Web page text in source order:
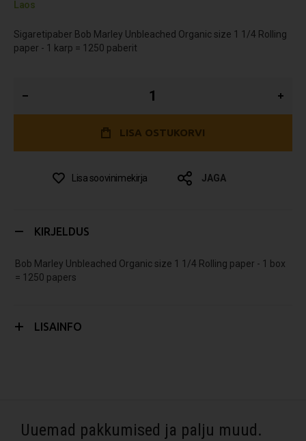
Laos
Sigaretipaber Bob Marley Unbleached Organic size 1 1/4 Rolling
paper - 1 karp = 1250 paberit
LISA OSTUKORVI
Lisa soovinimekirja JAGA
KIRJELDUS
Bob Marley Unbleached Organic size 1 1/4 Rolling paper - 1 box
= 1250 papers
LISAINFO
Uuemad pakkumised ja palju muud.